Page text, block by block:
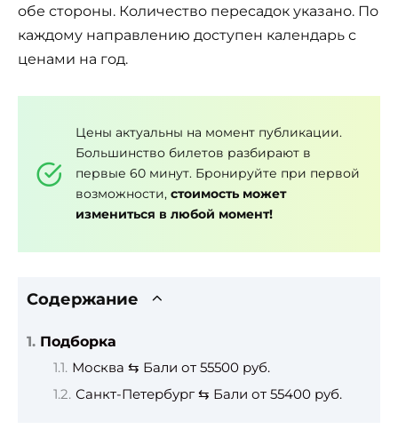
обе стороны. Количество пересадок указано. По
каждому направлению доступен календарь с
ценами на год.
Цены актуальны на момент публикации.
Большинство билетов разбирают в
первые 60 минут. Бронируйте при первой
возможности, стоимость может
измениться в любой момент!
Содержание
Подборка
Москва ⇆ Бали от 55500 руб.
Санкт-Петербург ⇆ Бали от 55400 руб.